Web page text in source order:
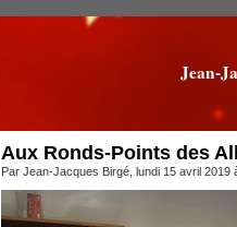
Jean-
Aux Ronds-Points des
Par Jean-Jacques Birgé, lundi 15 avril 2019